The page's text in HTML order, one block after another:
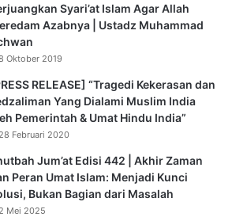
Syari’at Islam Agar Allah
Azabnya | Ustadz Muhammad
Oktober 2019
RELEASE] “Tragedi Kekerasan dan
Yang Dialami Muslim India
Pemerintah & Umat Hindu India”
28 Februari 2020
Jum’at Edisi 442 | Akhir Zaman
Peran Umat Islam: Menjadi Kunci
Bukan Bagian dari Masalah
2 Mei 2025